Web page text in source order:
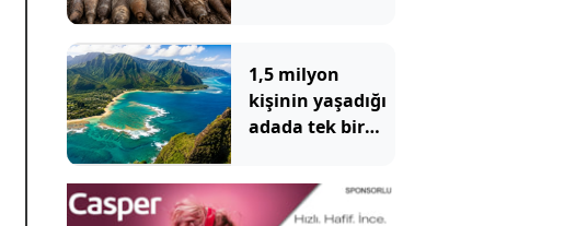
bomba çıktı
1,5 milyon
kişinin yaşadığı
adada tek bir
yaşamıyor